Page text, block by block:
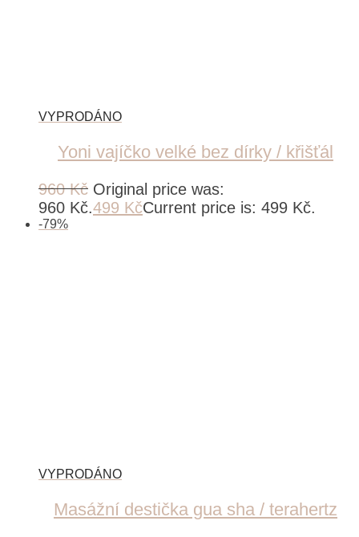
Yoni vajíčko velké bez dírky / křišťál
960Kč Original price was:
960 Kč.499 KčCurrent price is: 499 Kč.
-79%
Masážní destička gua sha / terahertz